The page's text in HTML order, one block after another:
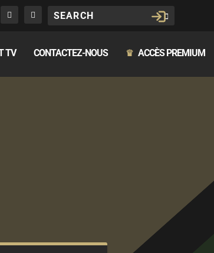
TV CONTACTEZ-NOUS ♛ ACCÈS PREMIUM